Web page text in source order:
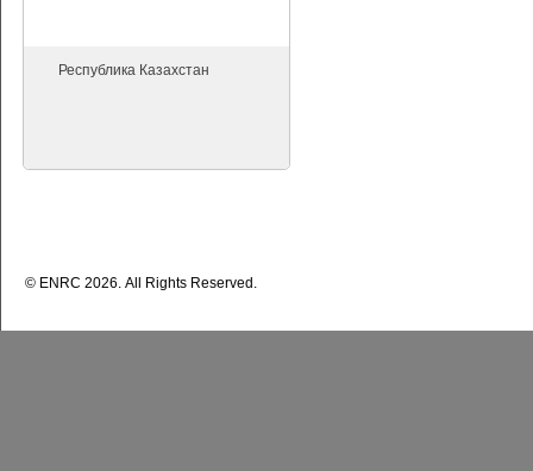
Республика Казахстан
© ENRС 2026. All Rights Reserved.